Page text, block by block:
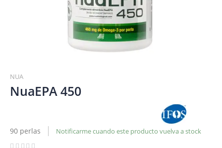
al
comienzo
de
de
NUA
NuaEPA 450
90 perlas Notificarme cuando este producto vuelva a stock